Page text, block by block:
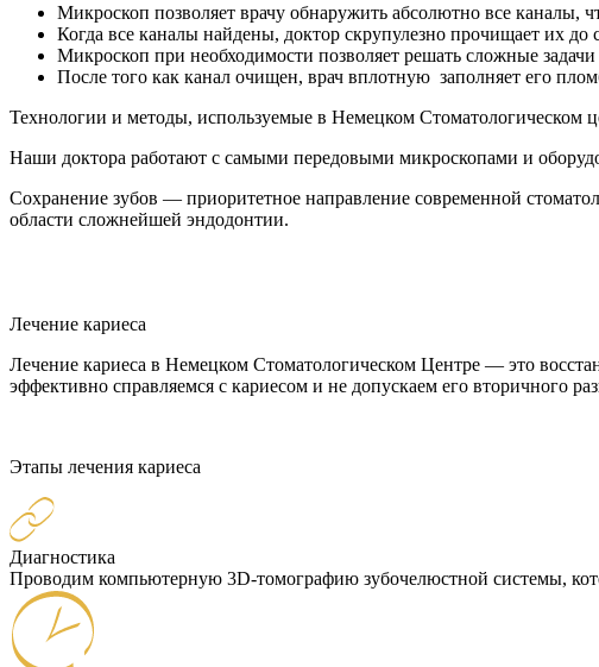
Микроскоп позволяет врачу обнаружить абсолютно все каналы,
Когда все каналы найдены, доктор скрупулезно прочищает их до
Микроскоп при необходимости позволяет решать сложные
После того как канал очищен, врач вплотную заполняет его
Технологии и методы, используемые в Немецком
Наши доктора работают с самыми передовыми микроскопами и
Сохранение зубов — приоритетное направление современной
области сложнейшей эндодонтии.
Лечение кариеса
Лечение кариеса в Немецком Стоматологическом Центре — это
эффективно справляемся с кариесом и не допускаем его вторичного
Этапы лечения кариеса
Диагностика
Проводим компьютерную 3D-томографию зубочелюстной системы,